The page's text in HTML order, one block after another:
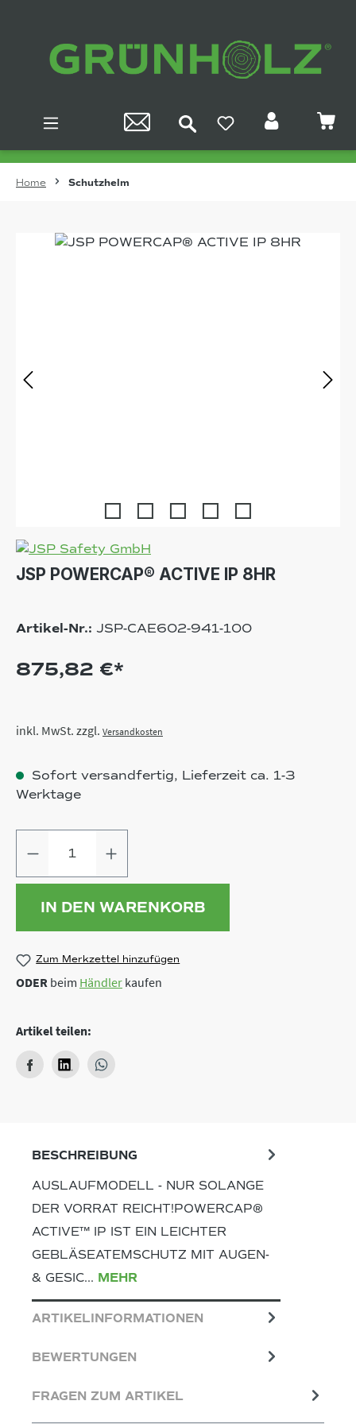
Home Schutzhelm
Bildergalerie überspringen
JSP POWERCAP® ACTIVE IP 8HR
Artikel-Nr.: JSP-CAE602-941-100
875,82 €*
inkl. MwSt. zzgl. Versandkosten
Sofort versandfertig, Lieferzeit ca. 1-3
Werktage
IN DEN WARENKORB
Zum Merkzettel hinzufügen
ODER beim Händler kaufen
Artikel teilen:
BESCHREIBUNG
AUSLAUFMODELL - NUR SOLANGE
DER VORRAT REICHT!POWERCAP®
ACTIVE™ IP IST EIN LEICHTER
GEBLÄSEATEMSCHUTZ MIT AUGEN-
& GESIC… MEHR
ARTIKELINFORMATIONEN
BEWERTUNGEN
FRAGEN ZUM ARTIKEL